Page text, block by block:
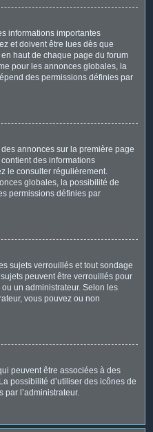
informations importantes
et doivent être lues dès que
haut de chaque page du forum
pour les annonces globales, la
des permissions définies par
annonces sur la première page
des informations
le consulter régulièrement.
globales, la possibilité de
permissions définies par
sujets verrouillés et tout sondage
peuvent être verrouillés pour
un administrateur. Selon les
vous pouvez ou non
peuvent être associées à des
possibilité d’utiliser des icônes de
par l’administrateur.